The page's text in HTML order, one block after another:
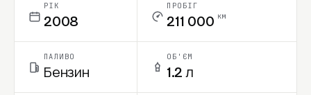
РІК
2008
ПРОБІГ
211 000 км
ПАЛИВО
Бензин
ОБ'ЄМ
1.2 л